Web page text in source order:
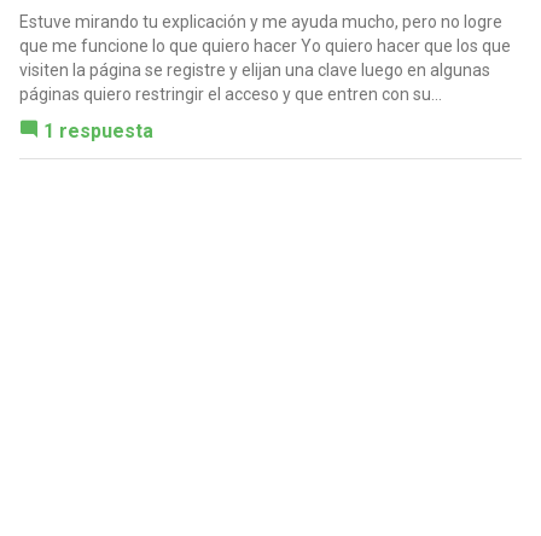
Estuve mirando tu explicación y me ayuda mucho, pero no logre
que me funcione lo que quiero hacer Yo quiero hacer que los que
visiten la página se registre y elijan una clave luego en algunas
páginas quiero restringir el acceso y que entren con su...
1 respuesta